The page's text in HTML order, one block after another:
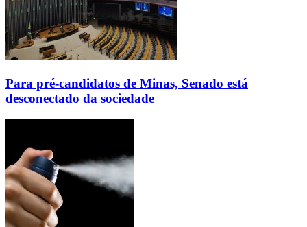
Para pré-candidatos de Minas, Senado está
desconectado da sociedade